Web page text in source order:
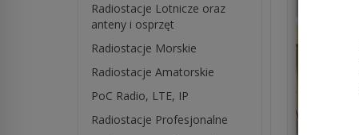
Radiostacje Lotnicze oraz
anteny i osprzęt
Radiostacje Morskie
Radiostacje Amatorskie
PoC Radio, LTE, IP
Radiostacje Profesjonalne